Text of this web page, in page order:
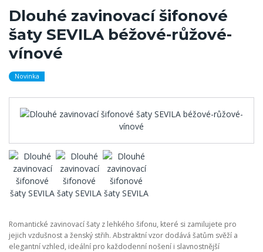
Dlouhé zavinovací šifonové
šaty SEVILA béžové-růžové-
vínové
Novinka
Romantické zavinovací šaty z lehkého šifonu, které si zamilujete pro
jejich vzdušnost a ženský střih. Abstraktní vzor dodává šatům svěží a
elegantní vzhled, ideální pro každodenní nošení i slavnostnější